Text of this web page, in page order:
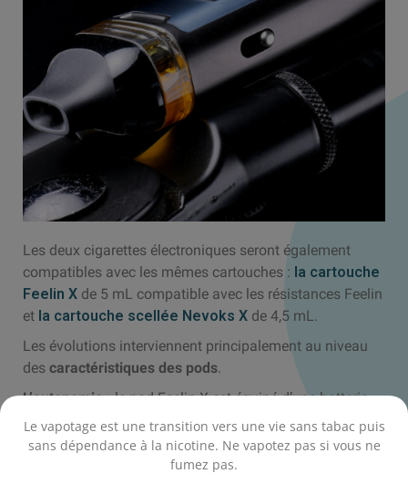
Le vapotage est une transition vers une vie sans tabac puis
sans dépendance à la nicotine. Ne vapotez pas si vous ne
fumez pas.
Les deux cigarettes électroniques seront également
compatibles avec les mêmes cartouches : la cartouche
Feelin X de 5 mL compatible avec les résistances Feelin
et la cartouche scellée Nevoks X de 4,5 mL.
Les évolutions interviennent principalement au niveau
des caractéristiques des pods.
L’autonomie :le pod Feelin X est équipé d’une batterie
intégrée de 1600 mAh contre 2500 mAh pour le pod
Feelin XR Pro.
La puissance en watts :le pod Feelin X délivre une